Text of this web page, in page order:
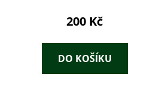
200 Kč
DO KOŠÍKU